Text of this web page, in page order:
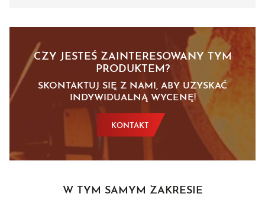
CZY JESTEŚ ZAINTERESOWANY TYM
PRODUKTEM?
SKONTAKTUJ SIĘ Z NAMI, ABY UZYSKAĆ
INDYWIDUALNĄ WYCENĘ!
KONTAKT
W TYM SAMYM ZAKRESIE